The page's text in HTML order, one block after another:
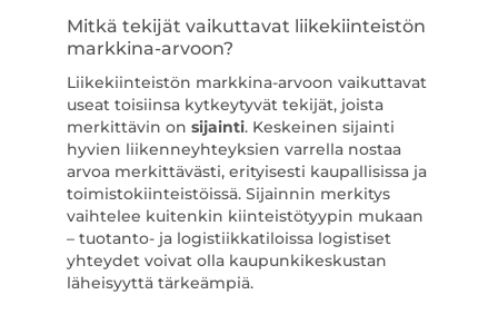
Mitkä tekijät vaikuttavat liikekiinteistön
markkina-arvoon?
Liikekiinteistön markkina-arvoon vaikuttavat
useat toisiinsa kytkeytyvät tekijät, joista
merkittävin on sijainti. Keskeinen sijainti
hyvien liikenneyhteyksien varrella nostaa
arvoa merkittävästi, erityisesti kaupallisissa ja
toimistokiinteistöissä. Sijainnin merkitys
vaihtelee kuitenkin kiinteistötyypin mukaan
– tuotanto- ja logistiikkatiloissa logistiset
yhteydet voivat olla kaupunkikeskustan
läheisyyttä tärkeämpiä.